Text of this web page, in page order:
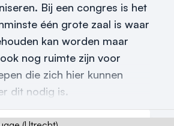
Bij een congres is het
één grote zaal is waar
kan worden maar
nog ruimte zijn voor
die zich hier kunnen
dit nodig is.